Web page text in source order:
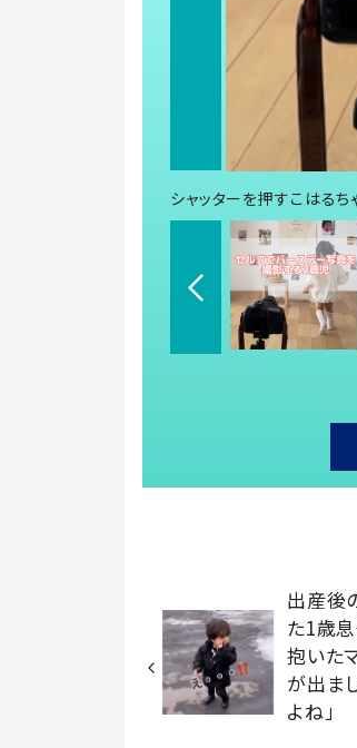
シャッターを押すこはる
出産後
た1歳
抱いた
が出ま
よね」